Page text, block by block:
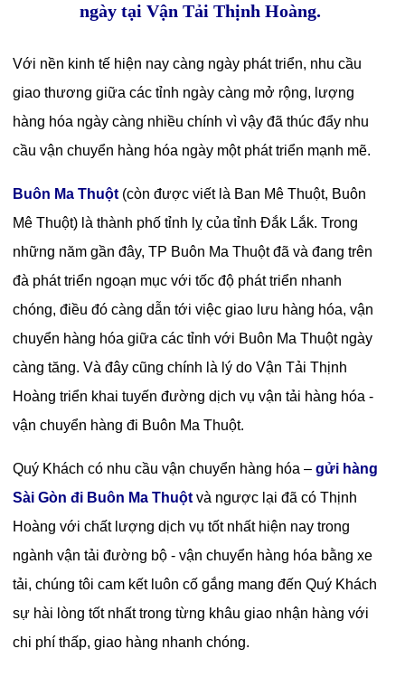
ngày tại Vận Tải Thịnh Hoàng.
Với nền kinh tế hiện nay càng ngày phát triển, nhu cầu
giao thương giữa các tỉnh ngày càng mở rộng, lượng
hàng hóa ngày càng nhiều chính vì vậy đã thúc đẩy nhu
cầu vận chuyển hàng hóa ngày một phát triển mạnh mẽ.
Buôn Ma Thuột (còn được viết là Ban Mê Thuột, Buôn
Mê Thuột) là thành phố tỉnh lỵ của tỉnh Đắk Lắk. Trong
những năm gần đây, TP Buôn Ma Thuột đã và đang trên
đà phát triển ngoạn mục với tốc độ phát triển nhanh
chóng, điều đó càng dẫn tới việc giao lưu hàng hóa, vận
chuyển hàng hóa giữa các tỉnh với Buôn Ma Thuột ngày
càng tăng. Và đây cũng chính là lý do Vận Tải Thịnh
Hoàng triển khai tuyến đường dịch vụ vận tải hàng hóa -
vận chuyển hàng đi Buôn Ma Thuột.
Quý Khách có nhu cầu vận chuyển hàng hóa –gửi hàng
Sài Gòn đi Buôn Ma Thuột và ngược lại đã có Thịnh
Hoàng với chất lượng dịch vụ tốt nhất hiện nay trong
ngành vận tải đường bộ - vận chuyển hàng hóa bằng xe
tải, chúng tôi cam kết luôn cố gắng mang đến Quý Khách
sự hài lòng tốt nhất trong từng khâu giao nhận hàng với
chi phí thấp, giao hàng nhanh chóng.